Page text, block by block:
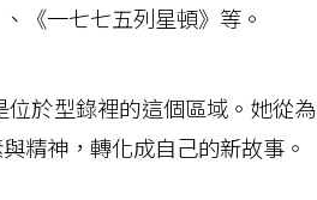
《一七七五列星頓》等。
於型錄裡的這個區域。她從為
精神，轉化成自己的新故事。